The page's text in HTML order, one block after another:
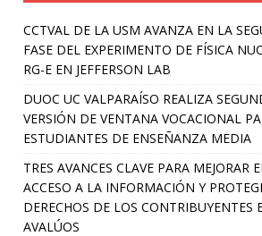
CCTVAL DE LA USM AVANZA EN LA
FASE DEL EXPERIMENTO DE FÍSICA
RG-E EN JEFFERSON LAB
DUOC UC VALPARAÍSO REALIZA
VERSIÓN DE VENTANA VOCACIONAL
ESTUDIANTES DE ENSEÑANZA MEDIA
TRES AVANCES CLAVE PARA MEJORAR
ACCESO A LA INFORMACIÓN Y
DERECHOS DE LOS CONTRIBUYENTES
AVALÚOS